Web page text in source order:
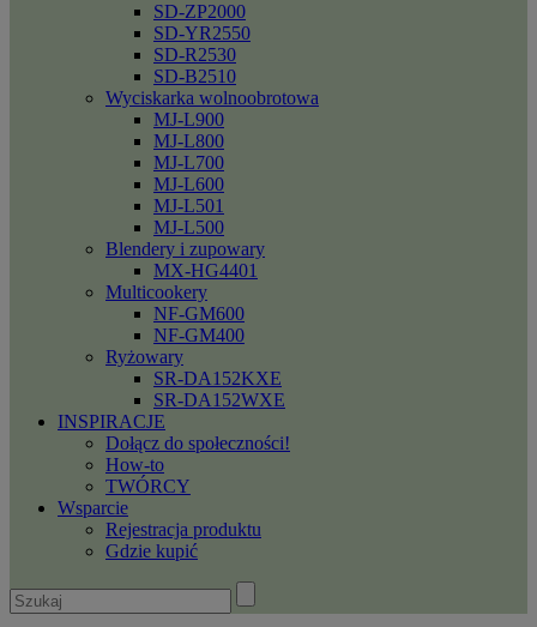
SD-ZP2000
SD-YR2550
SD-R2530
SD-B2510
Wyciskarka wolnoobrotowa
MJ-L900
MJ-L800
MJ-L700
MJ-L600
MJ-L501
MJ-L500
Blendery i zupowary
MX-HG4401
Multicookery
NF-GM600
NF-GM400
Ryżowary
SR-DA152KXE
SR-DA152WXE
INSPIRACJE
Dołącz do społeczności!
How-to
TWÓRCY
Wsparcie
Rejestracja produktu
Gdzie kupić